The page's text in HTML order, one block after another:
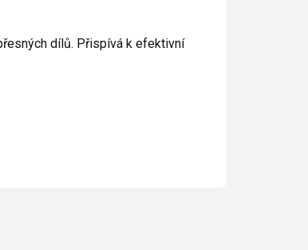
dílů. Přispívá k efektivní